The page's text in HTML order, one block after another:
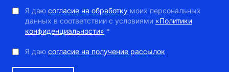
Я даю согласие на обработку моих персональных
данных в соответствии с условиями «Политики
конфиденциальности» *
Я даю согласие на получение рассылок